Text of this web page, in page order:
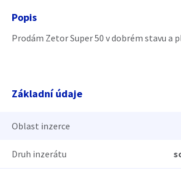
Popis
Prodám Zetor Super 50 v dobrém stavu a
Základní údaje
Oblast inzerce
Druh inzerátu